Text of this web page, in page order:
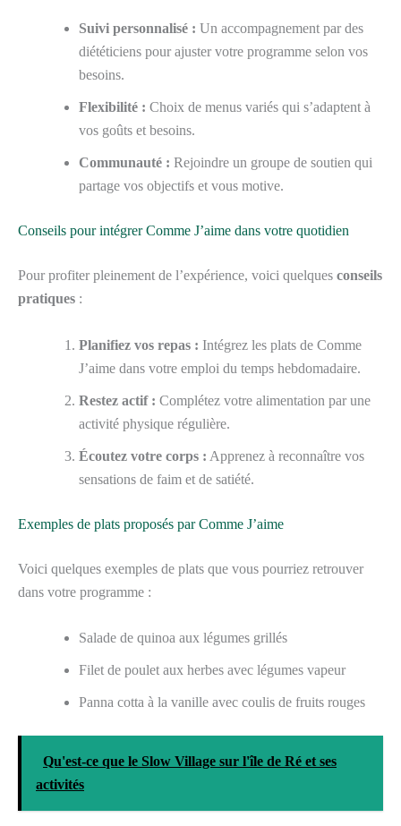
Suivi personnalisé : Un accompagnement par des
diététiciens pour ajuster votre programme selon vos
besoins.
Flexibilité : Choix de menus variés qui s’adaptent à
vos goûts et besoins.
Communauté : Rejoindre un groupe de soutien qui
partage vos objectifs et vous motive.
Conseils pour intégrer Comme J’aime dans votre quotidien
Pour profiter pleinement de l’expérience, voici quelques conseils
pratiques :
Planifiez vos repas : Intégrez les plats de Comme
J’aime dans votre emploi du temps hebdomadaire.
Restez actif : Complétez votre alimentation par une
activité physique régulière.
Écoutez votre corps : Apprenez à reconnaître vos
sensations de faim et de satiété.
Exemples de plats proposés par Comme J’aime
Voici quelques exemples de plats que vous pourriez retrouver
dans votre programme :
Salade de quinoa aux légumes grillés
Filet de poulet aux herbes avec légumes vapeur
Panna cotta à la vanille avec coulis de fruits rouges
Qu'est-ce que le Slow Village sur l'île de Ré et ses
activités